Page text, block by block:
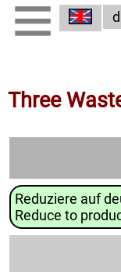
Three
Reduziere auf
Reduce to